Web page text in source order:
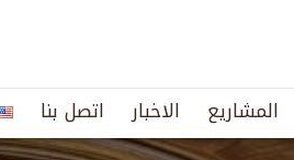
المشاريع الاخبار اتصل بنا